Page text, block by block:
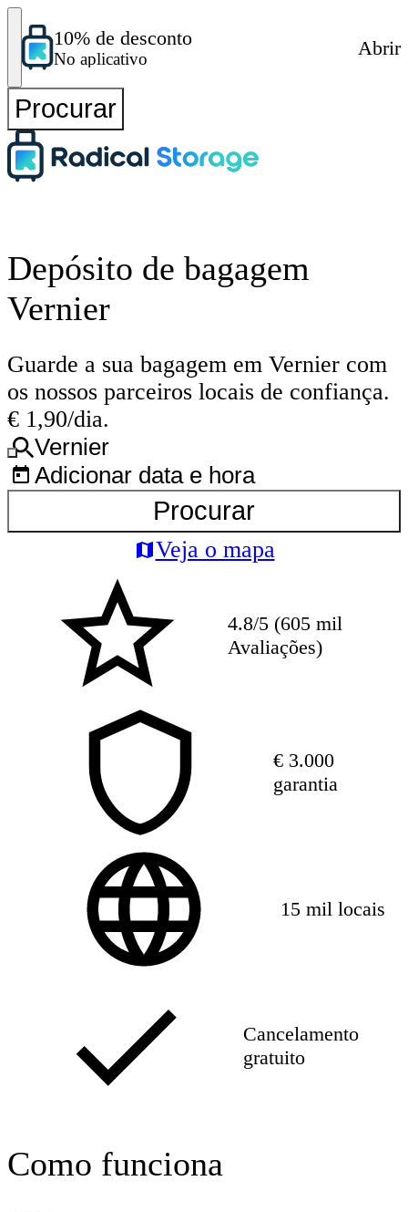
10% de desconto
No aplicativo
Abrir
Procurar
Depósito de bagagem
Vernier
Guarde a sua bagagem em Vernier com
os nossos parceiros locais de confiança.
€ 1,90/dia.
Vernier
Adicionar data e hora
Procurar
Veja o mapa
4.8/5 (605 mil
Avaliações)
€ 3.000
garantia
15 mil locais
Cancelamento
gratuito
Como funciona